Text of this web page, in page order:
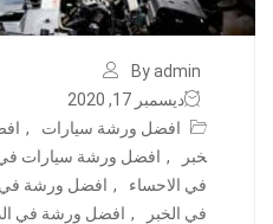
By admin
ديسمبر 17, 2020
افضل ورشة سيارات
,
خبر
, افضل ورشة سيارات في
في الاحساء
, افضل ورشة في
في الخبر
, افضل ورشة في